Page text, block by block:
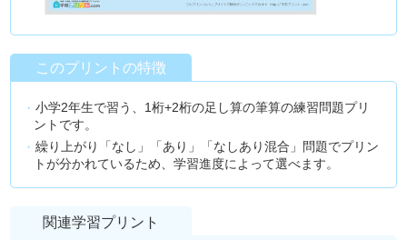
このプリントの特徴
小学2年生で習う、1桁+2桁の足し算の筆算の練習問題プリ
ントです。
繰り上がり「なし」「あり」「なしあり混合」問題でプリン
トが分かれているため、学習進度によって選べます。
関連学習プリント